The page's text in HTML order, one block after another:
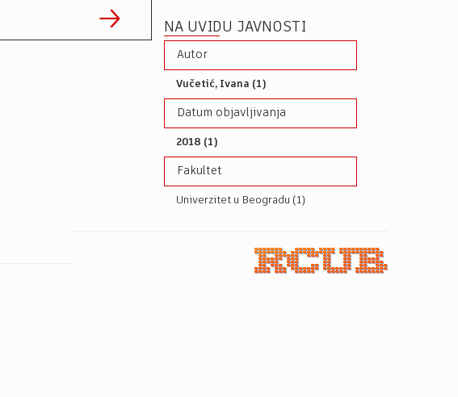
NA UVIDU JAVNOSTI
Autor
Vučetić, Ivana (1)
Datum objavljivanja
2018 (1)
Fakultet
Univerzitet u Beogradu (1)